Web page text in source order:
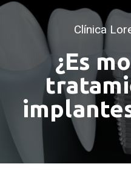
Clínica
¿Es